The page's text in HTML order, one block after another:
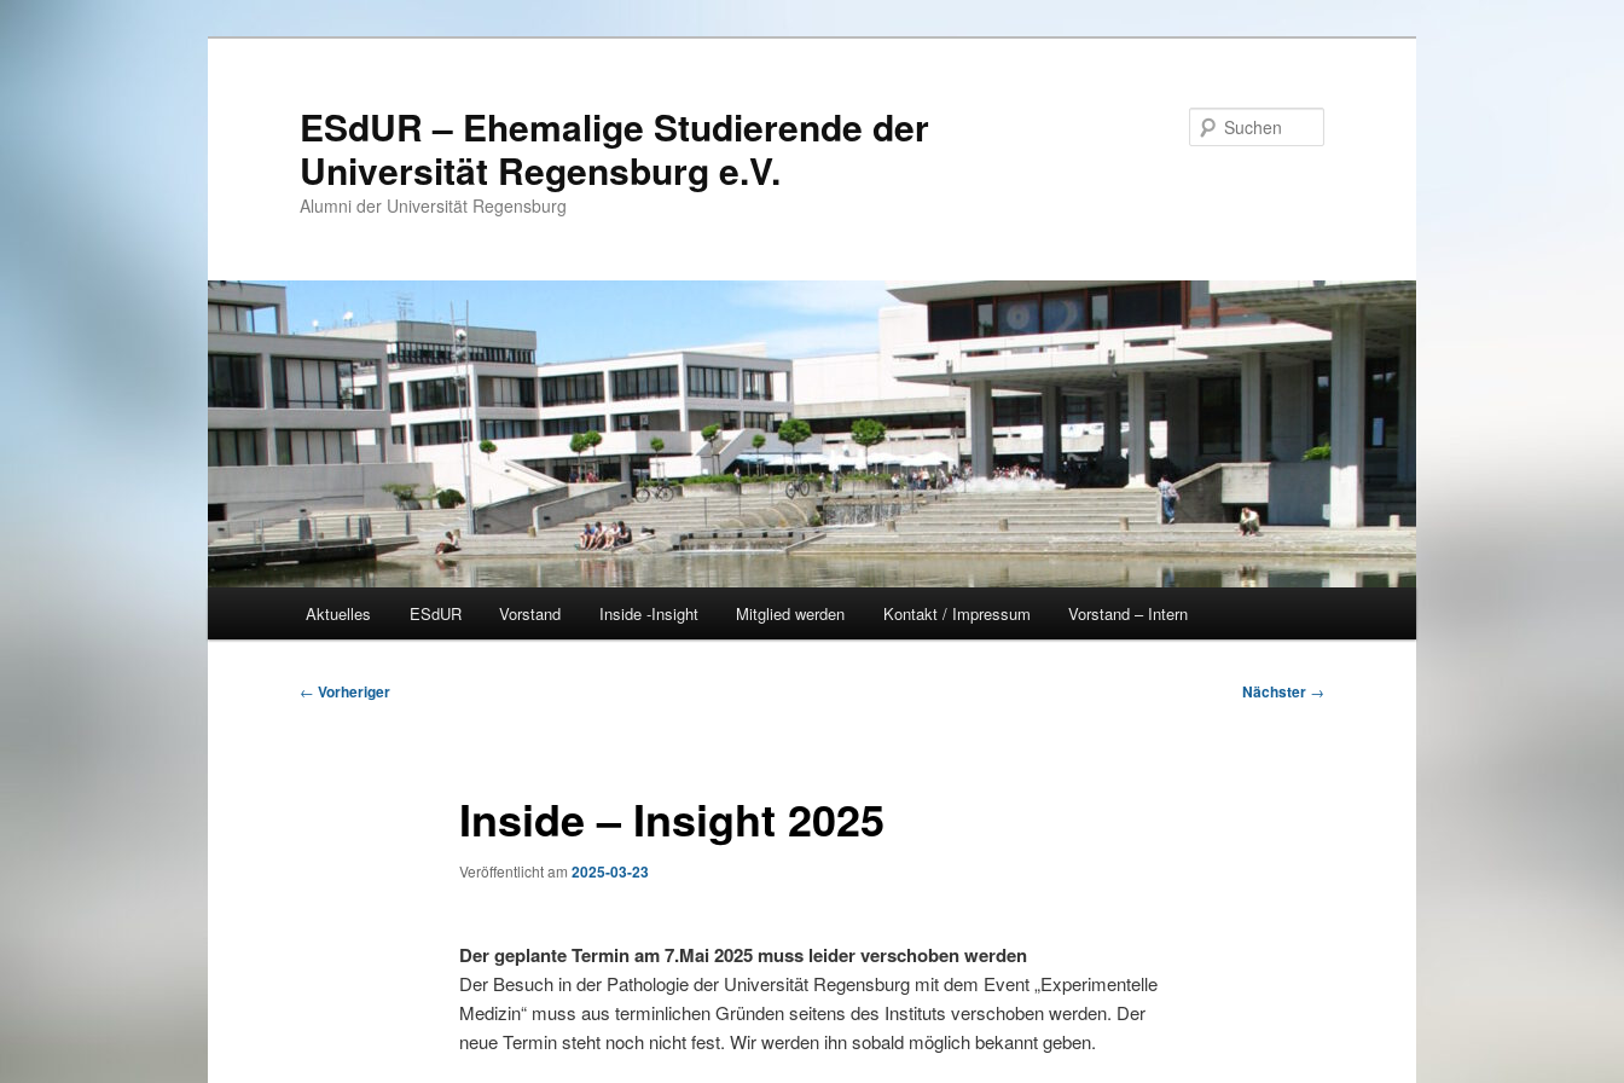
ESdUR – Ehemalige Studierende der
Universität Regensburg e.V.
Alumni der Universität Regensburg
Aktuelles ESdUR Vorstand Inside -Insight Mitglied werden Kontakt / Impressum Vorstand – Intern
Beitragsnavigation
← Vorheriger Nächster →
Inside – Insight 2025
Veröffentlicht am 2025-03-23
Der geplante Termin am 7.Mai 2025 muss leider verschoben werden
Der Besuch in der Pathologie der Universität Regensburg mit dem Event „Experimentelle
Medizin“ muss aus terminlichen Gründen seitens des Instituts verschoben werden. Der
neue Termin steht noch nicht fest. Wir werden ihn sobald möglich bekannt geben.